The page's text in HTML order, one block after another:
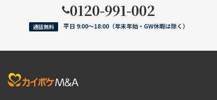
0120-991-002
通話無料 平日 9:00〜18:00（年末年始・GW休暇は除く）